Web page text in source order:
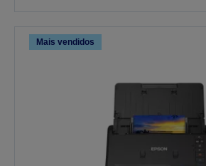
Mais vendidos